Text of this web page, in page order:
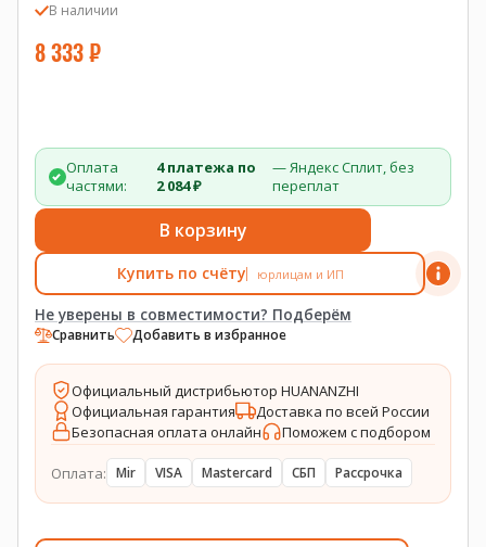
В наличии
8 333₽
Оплата
частями:
4 платежа по
2 084 ₽
— Яндекс Сплит, без
переплат
В корзину
Купить по счёту юрлицам и ИП
Не уверены в совместимости? Подберём
Сравнить Добавить в избранное
Официальный дистрибьютор HUANANZHI
Официальная гарантия
Доставка по всей России
Безопасная оплата онлайн
Поможем с подбором
Оплата: Mir VISA Mastercard СБП Рассрочка